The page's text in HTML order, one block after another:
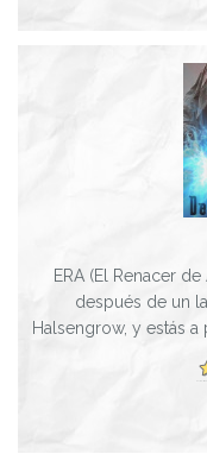
ERA (El Renacer
después de un
Halsengrow, y estás a